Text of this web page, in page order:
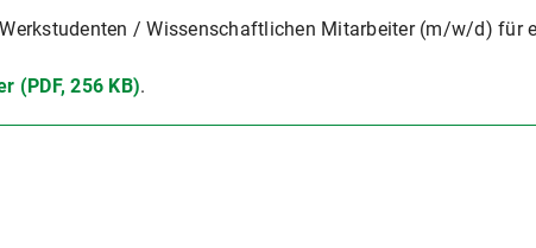
/ Wissenschaftlichen Mitarbeiter (m/w/d) für
(PDF, 256 KB).